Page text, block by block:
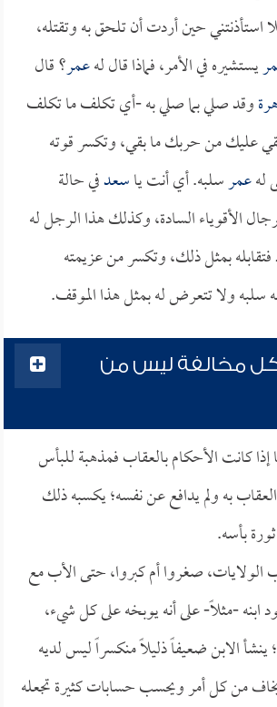
حين أردت أن تلحق به وتقتله،
يستشيره في الأمر، فماذا قال لهعمر؟ قال
وقد صلي بما صلي به -أي تكلف ما تكلف
عليك من حربك ما بقي، وتكسر قوته
لهعمرسلبه. أي أنت ياسعدفي حالة
الأقوياء السادة، وكذلك هذا الرجل له
بمثل ذلك، وتكسر من عزيمته
سلبه ولا تتعرض له بمثل هذا الموقف.
مخالفة ليس من
إذا كانت الأحكام بالعقاب فمذهبة للبأس
العقاب به ولم يدافع عن نفسه؛ يكسبه ذلك
بأسه.
الولايات، صغروا أم كبروا، حتى الأب مع
ابنه -مثلاً- على أنه يوبخه على كل شيء،
الابن ضعيفاً ذليلاً منكسراً ليس لديه
من كل أمر ويحسب حسابات كثيرة تجعله